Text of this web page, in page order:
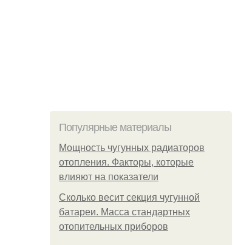
Популярные материалы
Мощность чугунных радиаторов
отопления. Факторы, которые
влияют на показатели
Сколько весит секция чугунной
батареи. Масса стандартных
отопительных приборов